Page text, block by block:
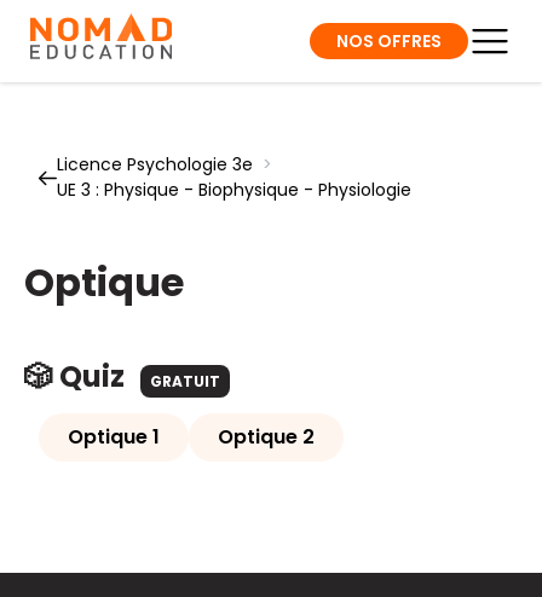
NOS OFFRES
Licence Psychologie 3e >
UE 3 : Physique - Biophysique - Physiologie
Optique
🎲 Quiz GRATUIT
Optique 1 Optique 2